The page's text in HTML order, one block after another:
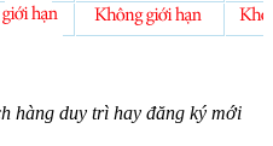
hàng duy trì hay đăng ký mới